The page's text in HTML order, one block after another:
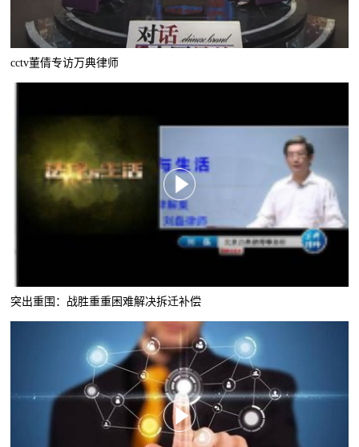
cctv董倩专访万典律师
突出重围：战胜重重困难解决拆迁补偿